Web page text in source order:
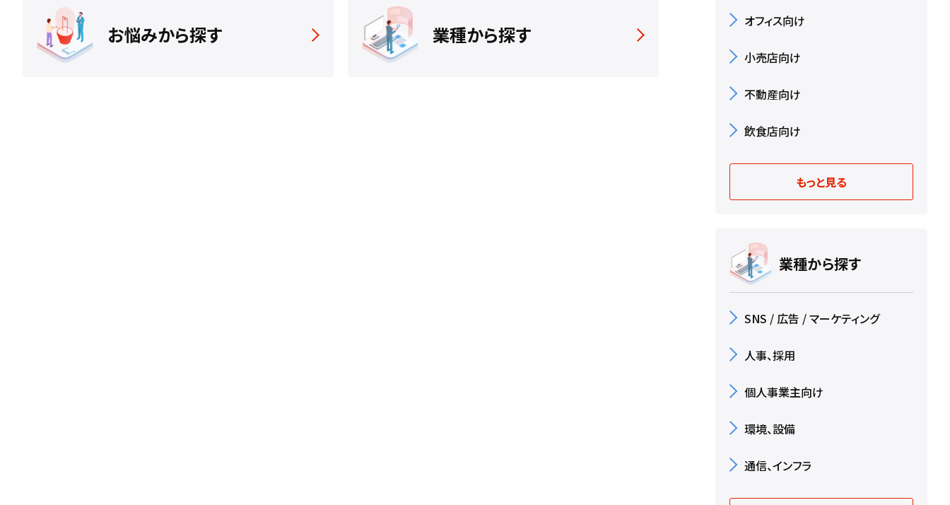
お悩みから探す 業種から探す
オフィス向け
小売店向け
不動産向け
飲食店向け
もっと見る
業種から探す
SNS / 広告 / マーケティング
人事、採用
個人事業主向け
環境、設備
通信、インフラ